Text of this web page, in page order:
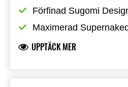
Förfinad Sugomi
Maximerad
UPPTÄCK MER